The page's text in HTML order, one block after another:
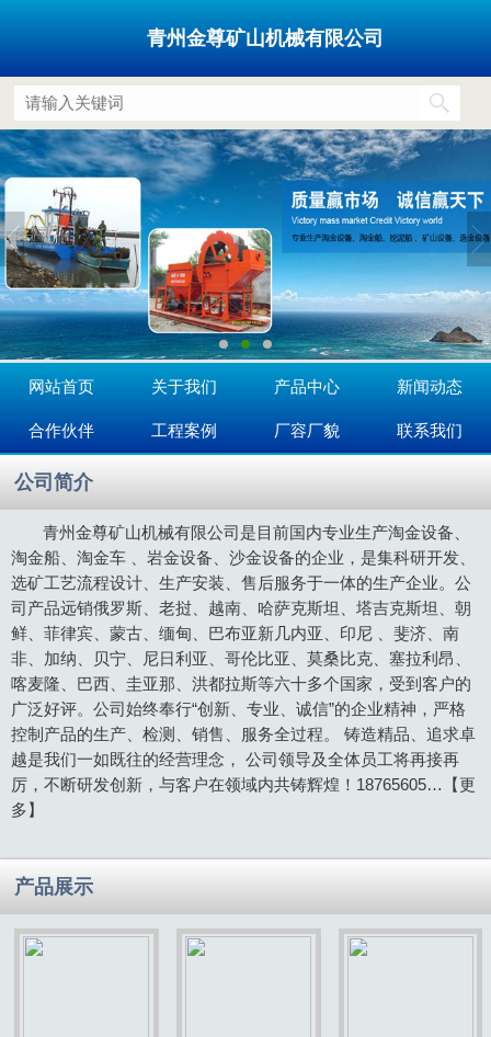
青州金尊矿山机械有限公司
网站首页 关于我们 产品中心 新闻动态
合作伙伴 工程案例 厂容厂貌 联系我们
公司简介
青州金尊矿山机械有限公司是目前国内专业生产淘金设备、
淘金船、淘金车 、岩金设备、沙金设备的企业，是集科研开发、
选矿工艺流程设计、生产安装、售后服务于一体的生产企业。公
司产品远销俄罗斯、老挝、越南、哈萨克斯坦、塔吉克斯坦、朝
鲜、菲律宾、蒙古、缅甸、巴布亚新几内亚、印尼 、斐济、南
非、加纳、贝宁、尼日利亚、哥伦比亚、莫桑比克、塞拉利昂、
喀麦隆、巴西、圭亚那、洪都拉斯等六十多个国家，受到客户的
广泛好评。公司始终奉行“创新、专业、诚信”的企业精神，严格
控制产品的生产、检测、销售、服务全过程。 铸造精品、追求卓
越是我们一如既往的经营理念， 公司领导及全体员工将再接再
厉，不断研发创新，与客户在领域内共铸辉煌！18765605…
【更
多】
产品展示